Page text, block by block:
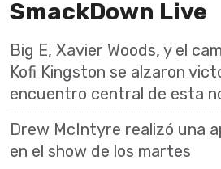
SmackDown Live
Big E, Xavier Woods, y el
Kofi Kingston se alzaron
encuentro central de esta
Drew McIntyre realizó una
en el show de los martes